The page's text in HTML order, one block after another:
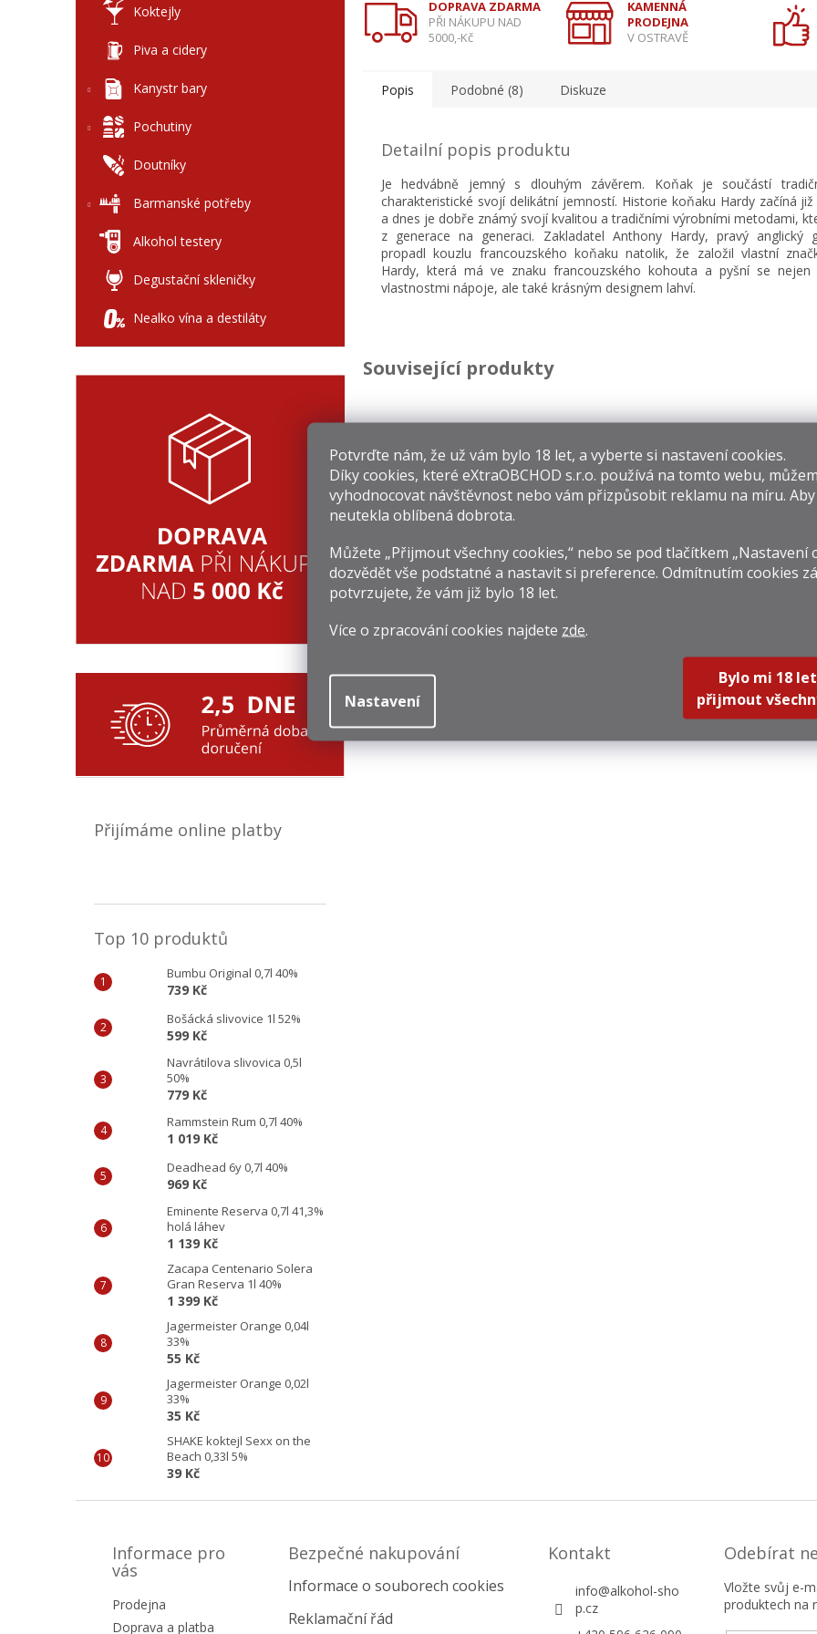
Potvrďte nám​​, že už vám bylo 18 let, a vyberte si nastavení cookies.
Díky cookies, které eXtraOBCHOD s.r.o. používá na tomto webu,
vyhodnocovat návštěvnost nebo vám přizpůsobit reklamu na míru. Aby
neutekla oblíbená dobrota.
Můžete „Přijmout všechny cookies,“ nebo se pod tlačítkem „Nastavení
dozvědět vše podstatné a nastavit si preference. Odmítnutím cookies
potvrzujete, že vám již bylo 18 let.
Více o zpracování cookies najdete zde.
Nastavení
Bylo mi 18
přijmout
Koktejly
Piva a cidery
Kanystr bary
Pochutiny
Doutníky
Barmanské potřeby
Alkohol testery
Degustační skleničky
Nealko vína a destiláty
Přijímáme online platby
Top 10 produktů
Bumbu Original 0,7l 40%
739 Kč
Bošácká slivovice 1l 52%
599 Kč
Navrátilova slivovica 0,5l
50%
779 Kč
Rammstein Rum 0,7l 40%
1 019 Kč
Deadhead 6y 0,7l 40%
969 Kč
Eminente Reserva 0,7l 41,3%
holá láhev
1 139 Kč
Zacapa Centenario Solera
Gran Reserva 1l 40%
1 399 Kč
Jagermeister Orange 0,04l
33%
55 Kč
Jagermeister Orange 0,02l
33%
35 Kč
SHAKE koktejl Sexx on the
Beach 0,33l 5%
39 Kč
DOPRAVA ZDARMA
PŘI NÁKUPU NAD
5000,-Kč
KAMENNÁ
PRODEJNA
V OSTRAVĚ
Popis Podobné (8) Diskuze
Detailní popis produktu
Je hedvábně jemný s dlouhým závěrem. Koňak je součástí
charakteristické svojí delikátní jemností. Historie koňaku Hardy začíná
a dnes je dobře známý svojí kvalitou a tradičními výrobními metodami,
z generace na generaci. Zakladatel Anthony Hardy, pravý anglický
propadl kouzlu francouzského koňaku natolik, že založil vlastní
Hardy, která má ve znaku francouzského kohouta a pyšní se nejen
vlastnostmi nápoje, ale také krásným designem lahví.
Související produkty
Metaxa 5* Greek
349 Kč
Měrná
498,57 Kč / 1 l
Do košíku
40%
599 Kč 769
Informace pro
vás
Prodejna
Doprava a platba
Bezpečné nakupování
Informace o souborech cookies
Reklamační řád
Kontakt
info@alkohol-sho
p.cz
Odebírat
Vložte svůj e-
produktech na